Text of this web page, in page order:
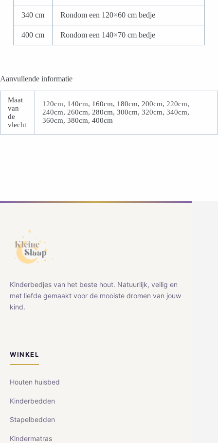
340 cm Rondom een 120×60 cm bedje
400 cm Rondom een 140×70 cm bedje
Aanvullende informatie
Maat
van
de
vlecht
120cm, 140cm, 160cm, 180cm, 200cm, 220cm,
240cm, 260cm, 280cm, 300cm, 320cm, 340cm,
360cm, 380cm, 400cm
Kinderbedjes van het beste hout. Natuurlijk, veilig en
met liefde gemaakt voor de mooiste dromen van jouw
kind.
WINKEL
Houten huisbed
Kinderbedden
Stapelbedden
Kindermatras